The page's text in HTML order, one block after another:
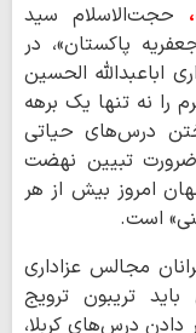
حجت‌الاسلام سید
پاکستان»، در
اباعبدالله الحسین
محرم را نه تنها یک برهه
درس‌های حیاتی
ضرورت تبیین نهضت
امروز بیش از هر
است.
مجالس عزاداری
تریبون ترویج
درس‌های کربلا،